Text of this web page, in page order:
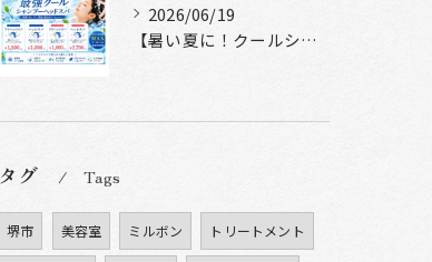
2026/06/19
【暑い夏に！クールシャンプーヘッドスパ】
タグ Tags
堺市 美容室 ミルボン トリートメント